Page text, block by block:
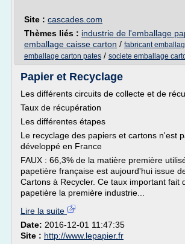
Site : cascades.com
Thèmes liés : industrie de l'emballage
emballage caisse carton / fabricant
emballage carton pates / societe emballage
Papier et Recyclage
Les différents circuits de collecte et de
Taux de récupération
Les différentes étapes
Le recyclage des papiers et cartons n'est
développé en France
FAUX : 66,3% de la matière première
papetière française est aujourd'hui issue
Cartons à Recycler. Ce taux important fait
papetière la première industrie...
Lire la suite
Date: 2016-12-01 11:47:35
Site : http://www.lepapier.fr